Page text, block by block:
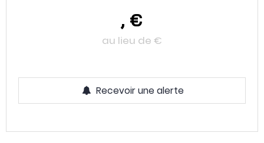
, €
au lieu de €
Recevoir une alerte